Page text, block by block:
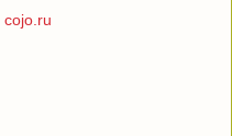
cojo.ru